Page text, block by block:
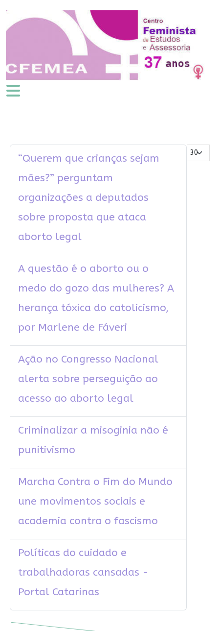
Mostrar #
“Querem que crianças sejam
mães?” perguntam
organizações a deputados
sobre proposta que ataca
aborto legal
A questão é o aborto ou o
medo do gozo das mulheres? A
herança tóxica do catolicismo,
por Marlene de Fáveri
Ação no Congresso Nacional
alerta sobre perseguição ao
acesso ao aborto legal
Criminalizar a misoginia não é
punitivismo
Marcha Contra o Fim do Mundo
une movimentos sociais e
academia contra o fascismo
Políticas do cuidado e
trabalhadoras cansadas -
Portal Catarinas